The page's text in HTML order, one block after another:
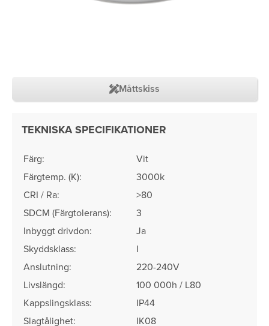
Måttskiss
TEKNISKA SPECIFIKATIONER
Färg:
Vit
Färgtemp. (K):
3000k
CRI / Ra:
>80
SDCM (Färgtolerans)​:
3
Inbyggt drivdon:
Ja
Skyddsklass:
I
Anslutning:
220-240V
Livslängd:
100 000h / L80
Kappslingsklass:
IP44
Slagtålighet:
IK08